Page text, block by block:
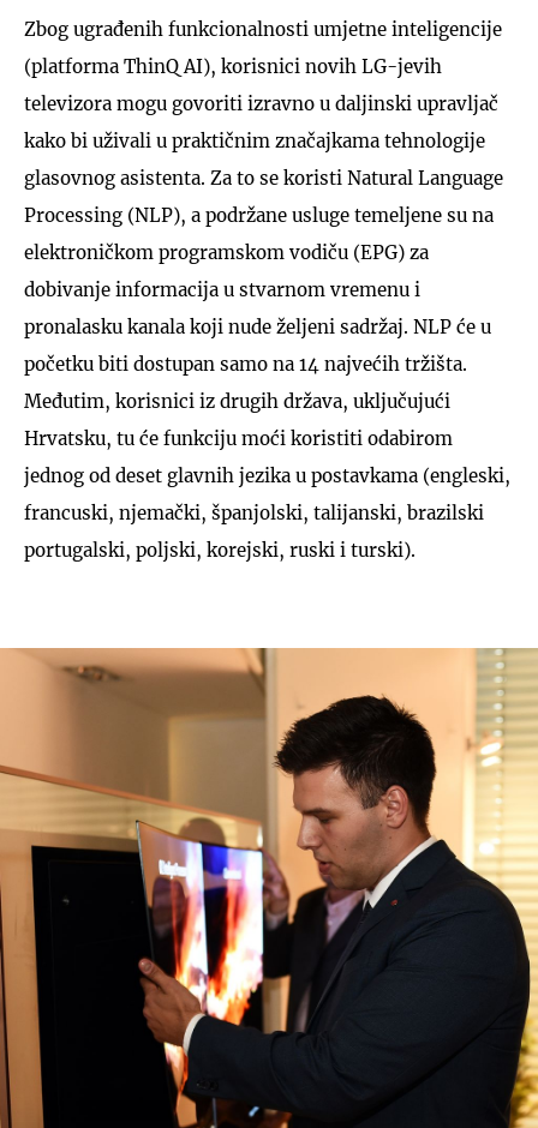
Zbog ugrađenih funkcionalnosti umjetne inteligencije
(platforma ThinQ AI), korisnici novih LG-jevih
televizora mogu govoriti izravno u daljinski upravljač
kako bi uživali u praktičnim značajkama tehnologije
glasovnog asistenta. Za to se koristi Natural Language
Processing (NLP), a podržane usluge temeljene su na
elektroničkom programskom vodiču (EPG) za
dobivanje informacija u stvarnom vremenu i
pronalasku kanala koji nude željeni sadržaj. NLP će u
početku biti dostupan samo na 14 najvećih tržišta.
Međutim, korisnici iz drugih država, uključujući
Hrvatsku, tu će funkciju moći koristiti odabirom
jednog od deset glavnih jezika u postavkama (engleski,
francuski, njemački, španjolski, talijanski, brazilski
portugalski, poljski, korejski, ruski i turski).